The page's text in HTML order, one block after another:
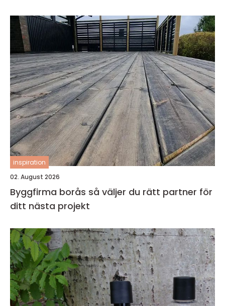
inspiration
02. August 2026
Byggfirma borås så väljer du rätt partner för
ditt nästa projekt